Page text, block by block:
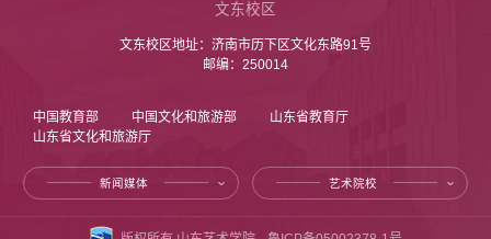
文东校区
文东校区地址：济南市历下区文化东路91号
邮编：250014
中国教育部 中国文化和旅游部
山东省教育厅
山东省文化和旅游厅
新闻媒体 艺术院校